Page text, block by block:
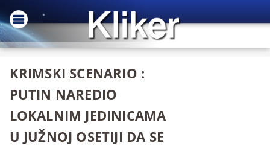
KRIMSKI SCENARIO :
PUTIN NAREDIO
LOKALNIM JEDINICAMA
U JUŽNOJ OSETIJI DA SE